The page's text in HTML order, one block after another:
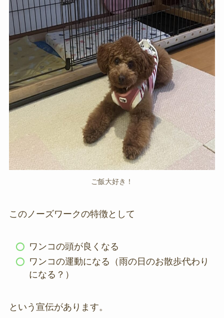
ご飯大好き！
このノーズワークの特徴として
ワンコの頭が良くなる
ワンコの運動になる（雨の日のお散歩代わり
になる？）
という宣伝があります。